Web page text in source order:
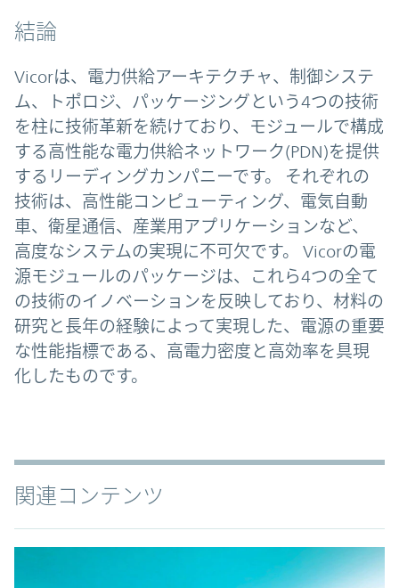
結論
Vicorは、電力供給アーキテクチャ、制御システ
ム、トポロジ、パッケージングという4つの技術
を柱に技術革新を続けており、モジュールで構成
する高性能な電力供給ネットワーク(PDN)を提供
するリーディングカンパニーです。 それぞれの
技術は、高性能コンピューティング、電気自動
車、衛星通信、産業用アプリケーションなど、
高度なシステムの実現に不可欠です。 Vicorの電
源モジュールのパッケージは、これら4つの全て
の技術のイノベーションを反映しており、材料の
研究と長年の経験によって実現した、電源の重要
な性能指標である、高電力密度と高効率を具現
化したものです。
関連コンテンツ